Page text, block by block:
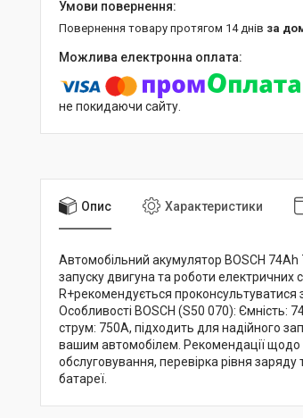
повернення товару протягом 14 днів за
не покидаючи сайту.
Опис Характеристики
Автомобільний акумулятор BOSCH 74Ah
запуску двигуна та роботи
R+рекомендується
Особливості BOSCH (S50 070): Ємність:
струм: 750A, підходить для надійного
вашим автомобілем. Рекомендації щодо
обслуговування, перевірка рівня
батареї.